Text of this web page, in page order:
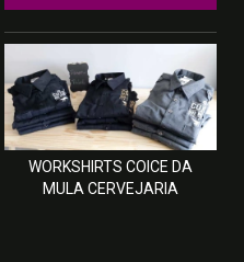
WORKSHIRTS COICE DA
MULA CERVEJARIA